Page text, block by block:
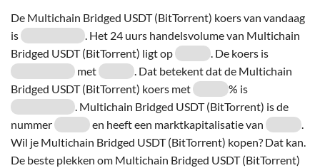
De Multichain Bridged USDT (BitTorrent) koers van vandaag
is
. Het 24 uurs handelsvolume van Multichain
Bridged USDT (BitTorrent) ligt op
. De koers is
met
. Dat betekent dat de Multichain
Bridged USDT (BitTorrent) koers met
% is
. Multichain Bridged USDT (BitTorrent) is de
nummer
en heeft een marktkapitalisatie van
.
Wil je Multichain Bridged USDT (BitTorrent) kopen? Dat kan.
De beste plekken om Multichain Bridged USDT (BitTorrent)